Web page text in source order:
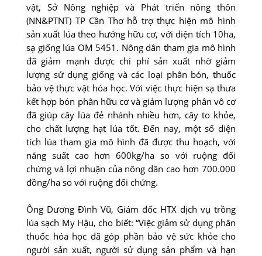
vật, Sở Nông nghiệp và Phát triển nông thôn
(NN&PTNT) TP Cần Thơ hỗ trợ thực hiện mô hình
sản xuất lúa theo hướng hữu cơ, với diện tích 10ha,
sạ giống lúa OM 5451. Nông dân tham gia mô hình
đã giảm mạnh được chi phí sản xuất nhờ giảm
lượng sử dụng giống và các loại phân bón, thuốc
bảo vệ thực vật hóa học. Với việc thực hiện sạ thưa
kết hợp bón phân hữu cơ và giảm lượng phân vô cơ
đã giúp cây lúa đẻ nhánh nhiều hơn, cây to khỏe,
cho chất lượng hạt lúa tốt. Ðến nay, một số diện
tích lúa tham gia mô hình đã được thu hoạch, với
năng suất cao hơn 600kg/ha so với ruộng đối
chứng và lợi nhuận của nông dân cao hơn 700.000
đồng/ha so với ruộng đối chứng.
Ông Dương Ðình Vũ, Giám đốc HTX dịch vụ trồng
lúa sạch My Hậu, cho biết: “Việc giảm sử dụng phân
thuốc hóa học đã góp phần bảo vệ sức khỏe cho
người sản xuất, người sử dụng sản phẩm và hạn